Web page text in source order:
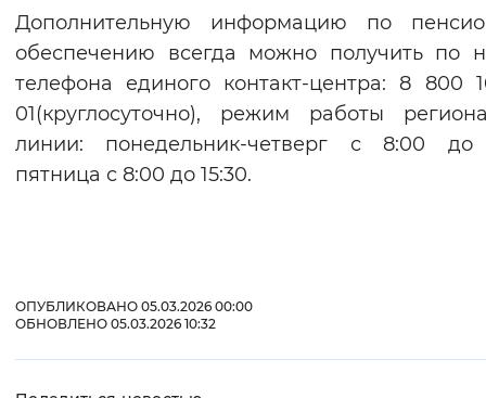
Дополнительную информацию по
обеспечению всегда можно получить по
телефона единого контакт-центра: 8 800
01(круглосуточно), режим работы
линии: понедельник-четверг с 8:00 до
пятница с 8:00 до 15:30.
ОПУБЛИКОВАНО 05.03.2026 00:00
ОБНОВЛЕНО 05.03.2026 10:32